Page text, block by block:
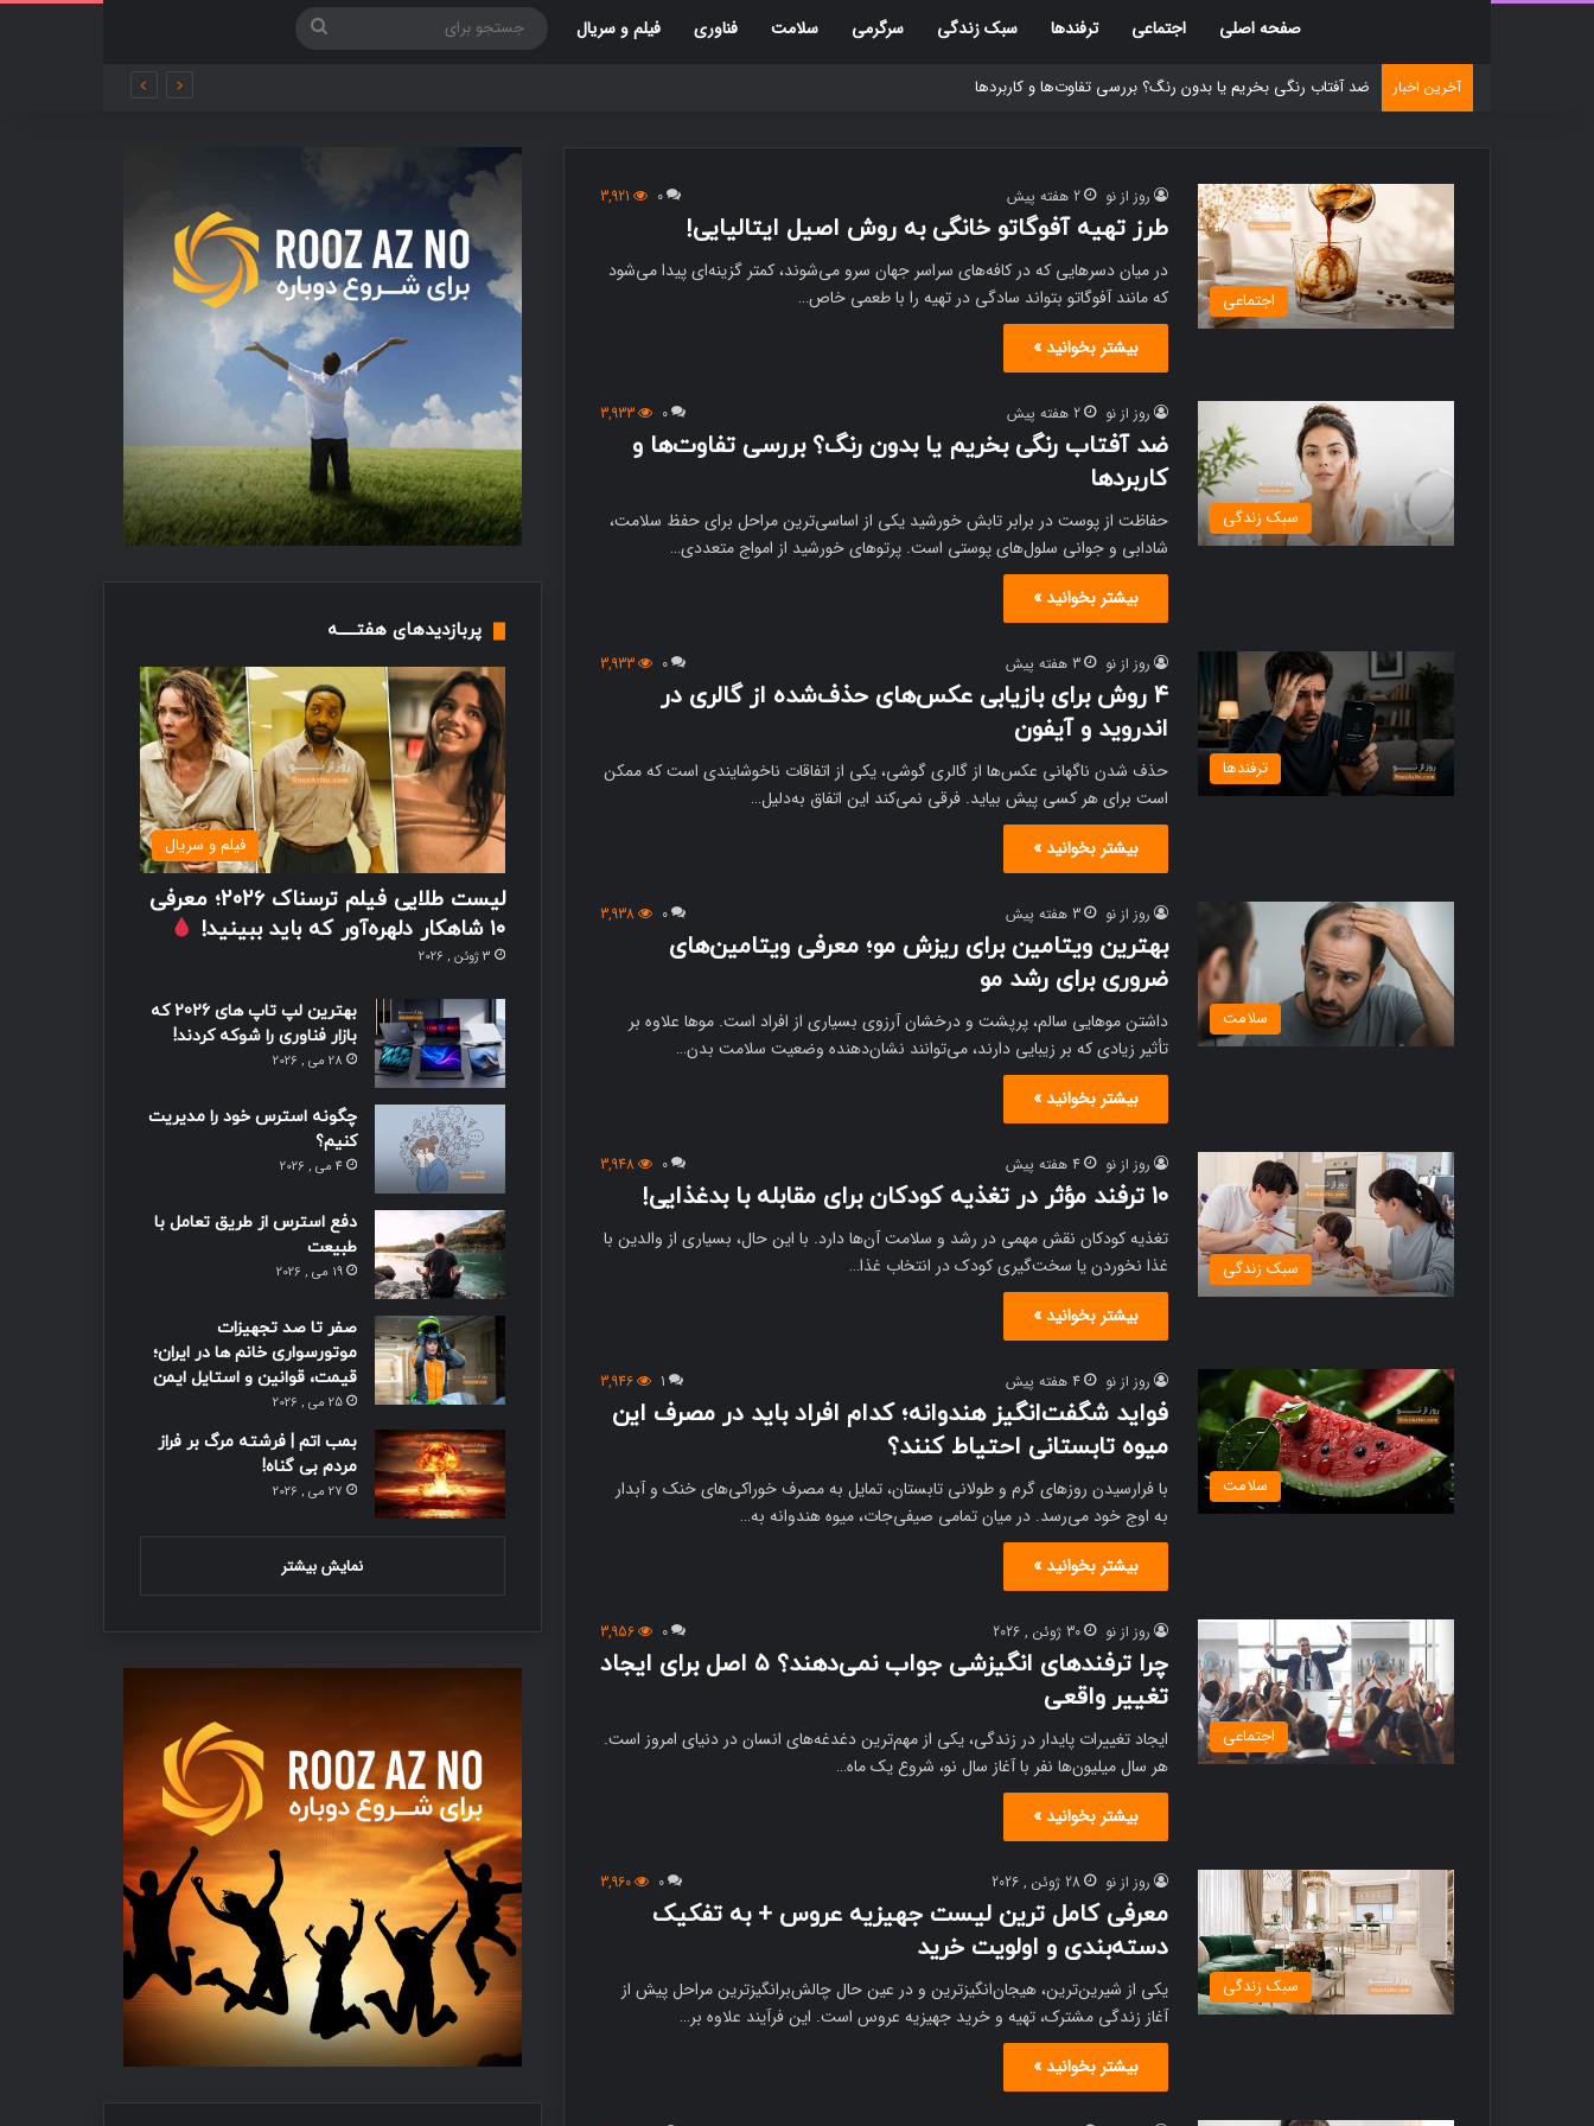
صفحه اصلی اجتماعی ترفندها سبک زندگی سرگرمی سلامت فناوری فیلم و سریال
جستجو
آخرین اخبار ۴ روش برای بازیابی عکس‌های حذف‌شده از گالری در اندروید و آیفون
اجتماعی
روز از نو 2 هفته پیش 0
3,921
طرز تهیه آفوگاتو خانگی به روش اصیل ایتالیایی!
در میان دسرهایی که در کافه‌های سراسر جهان سرو می‌شوند، کمتر گزینه‌ای پیدا می‌شود
که مانند آفوگاتو بتواند سادگی در تهیه را با طعمی خاص…
بیشتر بخوانید »
سبک زندگی
روز از نو 2 هفته پیش 0
3,933
ضد آفتاب رنگی بخریم یا بدون رنگ؟ بررسی تفاوت‌ها و
کاربردها
حفاظت از پوست در برابر تابش خورشید یکی از اساسی‌ترین مراحل برای حفظ سلامت،
شادابی و جوانی سلول‌های پوستی است. پرتوهای خورشید از امواج متعددی…
بیشتر بخوانید »
ترفندها
روز از نو 3 هفته پیش 0
3,933
۴ روش برای بازیابی عکس‌های حذف‌شده از گالری در
اندروید و آیفون
حذف شدن ناگهانی عکس‌ها از گالری گوشی، یکی از اتفاقات ناخوشایندی است که ممکن
است برای هر کسی پیش بیاید. فرقی نمی‌کند این اتفاق به‌دلیل…
بیشتر بخوانید »
سلامت
روز از نو 3 هفته پیش 0
3,938
بهترین ویتامین برای ریزش مو؛ معرفی ویتامین‌های
ضروری برای رشد مو
داشتن موهایی سالم، پرپشت و درخشان آرزوی بسیاری از افراد است. موها علاوه بر
تأثیر زیادی که بر زیبایی دارند، می‌توانند نشان‌دهنده وضعیت سلامت بدن…
بیشتر بخوانید »
سبک زندگی
روز از نو 4 هفته پیش 0
3,948
۱۰ ترفند مؤثر در تغذیه کودکان برای مقابله با بدغذایی!
تغذیه کودکان نقش مهمی در رشد و سلامت آن‌ها دارد. با این حال، بسیاری از والدین با
غذا نخوردن یا سخت‌گیری کودک در انتخاب غذا…
بیشتر بخوانید »
سلامت
روز از نو 4 هفته پیش 1
3,946
فواید شگفت‌انگیز هندوانه؛ کدام افراد باید در مصرف این
میوه تابستانی احتیاط کنند؟
با فرارسیدن روزهای گرم و طولانی تابستان، تمایل به مصرف خوراکی‌های خنک و آبدار
به اوج خود می‌رسد. در میان تمامی صیفی‌جات، میوه هندوانه به…
بیشتر بخوانید »
اجتماعی
روز از نو 30 ژوئن , 2026 0
3,956
چرا ترفندهای انگیزشی جواب نمی‌دهند؟ ۵ اصل برای ایجاد
تغییر واقعی
ایجاد تغییرات پایدار در زندگی، یکی از مهم‌ترین دغدغه‌های انسان در دنیای امروز است.
هر سال میلیون‌ها نفر با آغاز سال نو، شروع یک ماه…
بیشتر بخوانید »
سبک زندگی
روز از نو 28 ژوئن , 2026 0
3,960
معرفی کامل‌ ترین لیست جهیزیه عروس + به تفکیک
دسته‌بندی و اولویت خرید
یکی از شیرین‌ترین، هیجان‌انگیزترین و در عین حال چالش‌برانگیزترین مراحل پیش از
آغاز زندگی مشترک، تهیه و خرید جهیزیه عروس است. این فرآیند علاوه بر…
بیشتر بخوانید »
پربازدیدهای هفتـــــه
فیلم و سریال
لیست طلایی فیلم ترسناک 2026؛ معرفی
۱۰ شاهکار دلهره‌آور که باید ببینید!
3 ژوئن , 2026
بهترین لپ تاپ های 2026 که
بازار فناوری را شوکه کردند!
28 می , 2026
چگونه استرس خود را مدیریت
کنیم؟
4 می , 2026
دفع استرس از طریق تعامل با
طبیعت
19 می , 2026
صفر تا صد تجهیزات
موتورسواری خانم ها در ایران؛
قیمت، قوانین و استایل ایمن
25 می , 2026
بمب اتم | فرشته مرگ بر فراز
مردم بی گناه!
27 می , 2026
نمایش بیشتر